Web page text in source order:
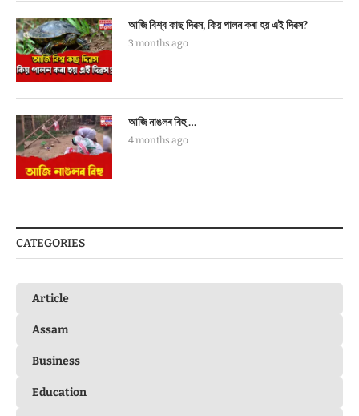
আজি বিশ্ব কাছ দিৱস, কিয় পালন কৰা হয় এই দিৱস?
3 months ago
আজি নাঙলৰ বিহু …
4 months ago
CATEGORIES
Article
Assam
Business
Education